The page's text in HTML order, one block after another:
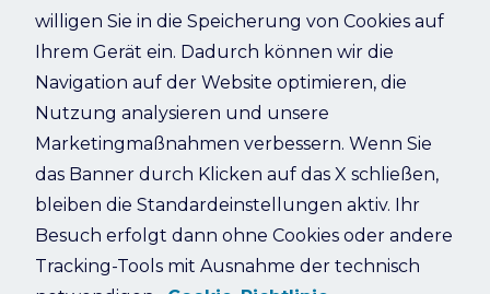
Refresh
willigen Sie in die Speicherung von Cookies auf
Ihrem Gerät ein. Dadurch können wir die
Navigation auf der Website optimieren, die
Nutzung analysieren und unsere
Marketingmaßnahmen verbessern. Wenn Sie
das Banner durch Klicken auf das X schließen,
bleiben die Standardeinstellungen aktiv. Ihr
Besuch erfolgt dann ohne Cookies oder andere
Tracking-Tools mit Ausnahme der technisch